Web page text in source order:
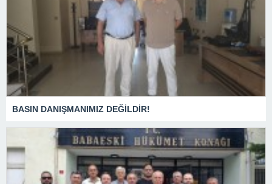
BASIN DANIŞMANIMIZ DEĞİLDİR!